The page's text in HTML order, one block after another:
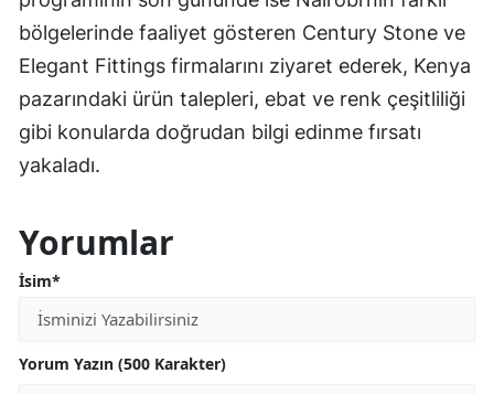
bölgelerinde faaliyet gösteren Century Stone ve
Elegant Fittings firmalarını ziyaret ederek, Kenya
pazarındaki ürün talepleri, ebat ve renk çeşitliliği
gibi konularda doğrudan bilgi edinme fırsatı
yakaladı.
Yorumlar
İsim*
Yorum Yazın (500 Karakter)